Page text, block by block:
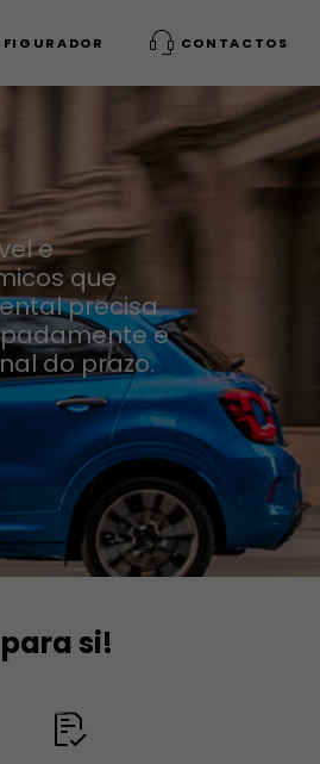
CONTACTOS
e
que
precisa
e
do prazo.
si!